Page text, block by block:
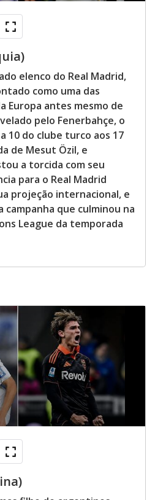
elenco do Real Madrid,
como uma das
Europa antes mesmo de
pelo Fenerbahçe, o
10 do clube turco aos 17
de Mesut Özil, e
a torcida com seu
para o Real Madrid
projeção internacional, e
que culminou na
League da temporada